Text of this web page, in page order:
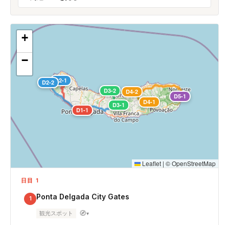
D1-1
D2-1
D2-2
D3-1
D3-2
D4-1
D4-2
D5-1
+
−
Leaflet | ©OpenStreetMap
日目 1
1 Ponta Delgada City Gates
観光スポット 🧭▾